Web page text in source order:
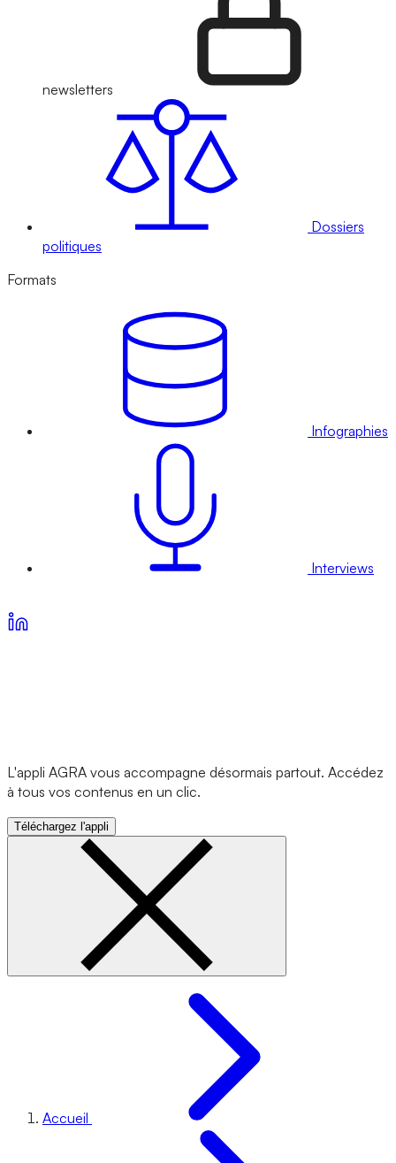
newsletters
Dossiers
politiques
Formats
Infographies
Interviews
L'appli AGRA vous accompagne désormais partout. Accédez
à tous vos contenus en un clic.
Téléchargez l'appli
Accueil